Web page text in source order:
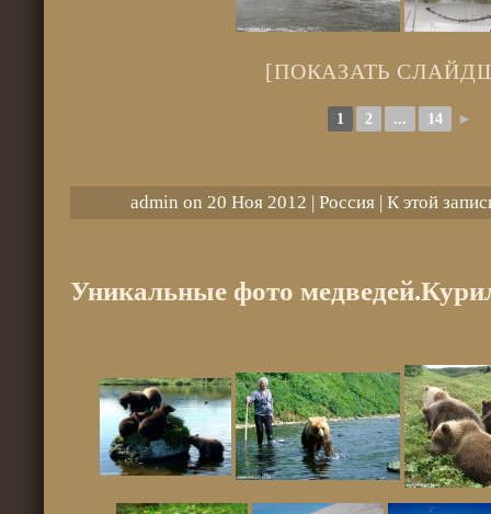
[ПОКАЗАТЬ
1 2 ... 14 ►
admin on 20 Ноя 2012 | Россия| К этой
Уникальные фото